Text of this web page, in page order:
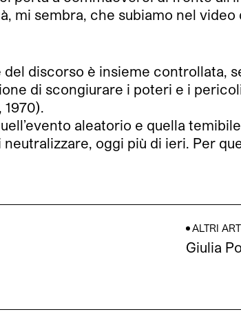
mi sembra, che subiamo nel
discorso è insieme controllata,
di scongiurare i poteri e i
aleatorio e quella
oggi più di ieri. Per
ALTRI
Giulia